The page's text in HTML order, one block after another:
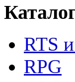
RTS
RPG